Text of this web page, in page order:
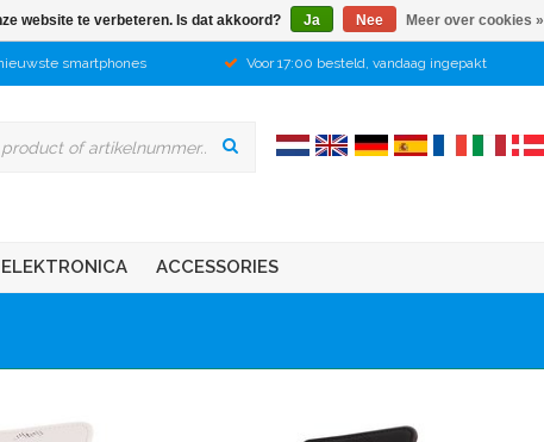
smartphones Voor 17:00 besteld, vandaag ingepakt
ELEKTRONICA ACCESSORIES
website te verbeteren. Is dat akkoord? Ja Nee Meer over cookies »